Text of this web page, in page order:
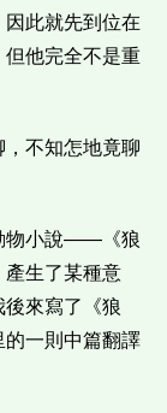
因此就先到位在
他完全不是重
不知怎地竟聊
物小說——《狼
產生了某種意
來寫了《狼
一則中篇翻譯